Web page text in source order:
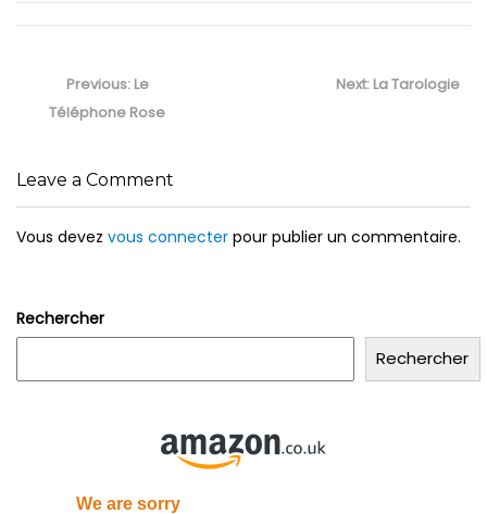
l’article
Previous: Previous
post:
Le
Téléphone Rose
Next: Next
La Tarologie
Leave a Comment
Vous devez vous connecter pour publier un commentaire.
Rechercher
Rechercher